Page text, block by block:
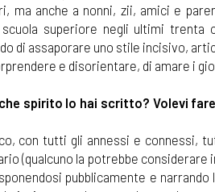
ma anche a nonni, zii, amici e
superiore negli ultimi
di assaporare uno stile incisivo,
e disorientare, di amare i
spirito lo hai scritto? Volevi
con tutti gli annessi e connessi,
(qualcuno la potrebbe
pubblicamente e